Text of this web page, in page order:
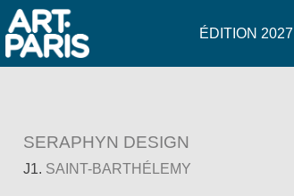
ÉDITION 2027
SERAPHYN DESIGN
J1. SAINT-BARTHÉLEMY